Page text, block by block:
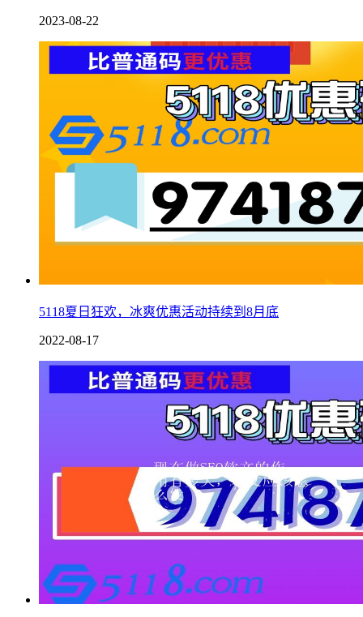
2023-08-22
5118夏日狂欢，冰爽优惠活动持续到8月底
2022-08-17